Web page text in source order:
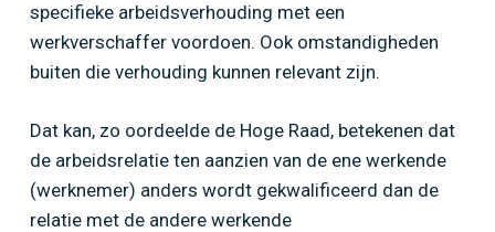
specifieke arbeidsverhouding met een
werkverschaffer voordoen. Ook omstandigheden
buiten die verhouding kunnen relevant zijn.
Dat kan, zo oordeelde de Hoge Raad, betekenen dat
de arbeidsrelatie ten aanzien van de ene werkende
(werknemer) anders wordt gekwalificeerd dan de
relatie met de andere werkende